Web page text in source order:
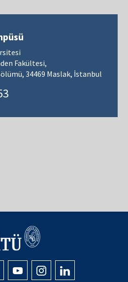
Fakültesi,
34469 Maslak, İstanbul